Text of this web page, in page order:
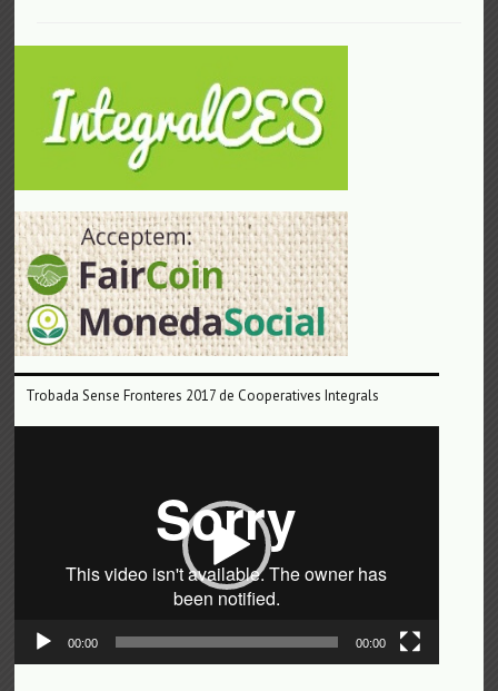
Trobada Sense Fronteres 2017 de Cooperatives Integrals
00:00 00:00